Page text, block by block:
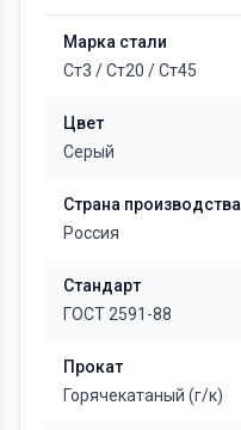
Марка стали
Ст3 /Ст20 /Ст45
Цвет
Серый
Страна производства
Россия
Стандарт
ГОСТ 2591-88
Прокат
Горячекатаный (г/к)